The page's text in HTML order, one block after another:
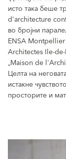
исто така беше
d'architecture
во бројни
ENSA
Architectes Ile-
„Maison de
Целта на
истакне
просторите и